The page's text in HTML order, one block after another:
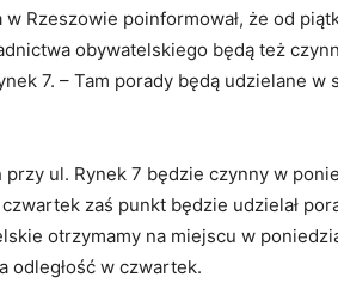
Rzeszowie poinformował, że od
obywatelskiego będą też
7. – Tam porady będą udzielane w
ul. Rynek 7 będzie czynny w
zaś punkt będzie udzielał
otrzymamy na miejscu w
odległość w czwartek.